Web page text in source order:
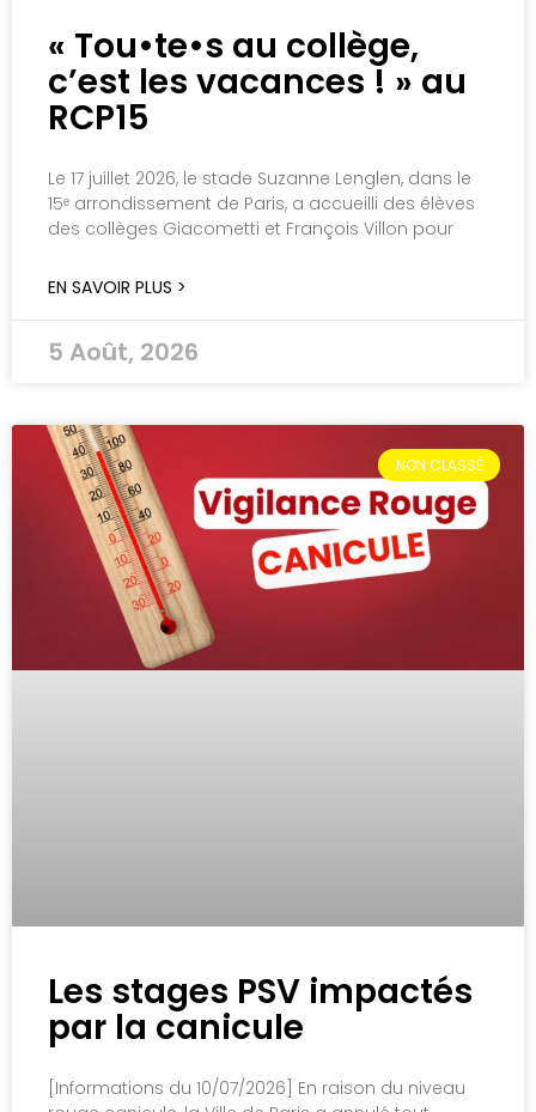
« Tou•te•s au collège,
c’est les vacances ! » au
RCP15
Le 17 juillet 2026, le stade Suzanne Lenglen, dans le
15ᵉ arrondissement de Paris, a accueilli des élèves
des collèges Giacometti et François Villon pour
EN SAVOIR PLUS >
5 Août, 2026
NON CLASSÉ
Les stages PSV impactés
par la canicule
[Informations du 10/07/2026] En raison du niveau